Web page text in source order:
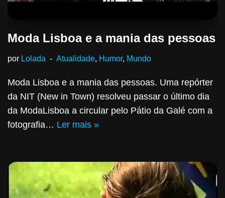
Moda Lisboa e a mania das pessoas
por Lolada Atualidade Humor, Mundo
Moda Lisboa e a mania das pessoas. Uma repórter
da NIT (New in Town) resolveu passar o último dia
da ModaLisboa a circular pelo Pátio da Galé com a
fotografia… Ler mais »